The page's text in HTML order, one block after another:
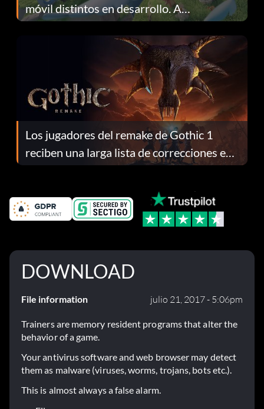
móvil distintos en desarrollo. A
continuación te explicamos por qué.
Los jugadores del remake de Gothic 1
reciben una larga lista de correcciones en
el parche 1.0.4
DOWNLOAD
File information julio 21, 2017 - 5:06pm
Trainers are memory resident programs that alter the
behavior of a game.
Your antivirus software and web browser may detect
them as malware (viruses, worms, trojans, bots etc.).
This is almost always a false alarm.